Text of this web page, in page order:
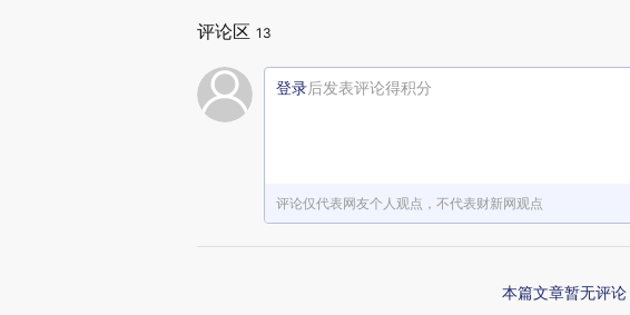
评论区 13
登录后发表评论得积分
评论仅代表网友个人观点，不代表财新网观点
本篇文章暂无评论